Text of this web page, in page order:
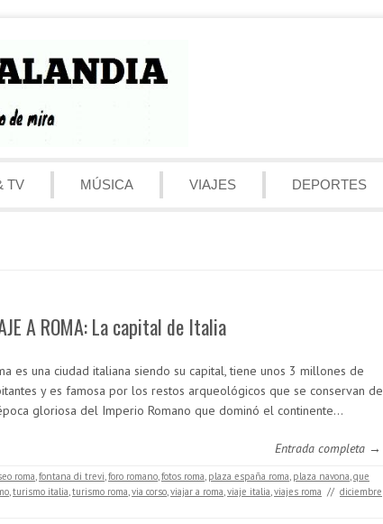
TV MÚSICA VIAJES DEPORTES
A ROMA: La capital de Italia
es una ciudad italiana siendo su capital, tiene unos 3 millones de
y es famosa por los restos arqueológicos que se conservan de
gloriosa del Imperio Romano que dominó el continente…
Entrada completa →
roma,fontana di trevi,foro romano,fotos roma, plaza españa roma, plaza navona,que
,turismo italia,turismo roma,via corso,viajar a roma,viaje italia,viajes roma // diciembre